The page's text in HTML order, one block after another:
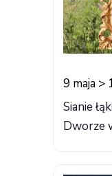
Sianie
Dworze
9 maja >